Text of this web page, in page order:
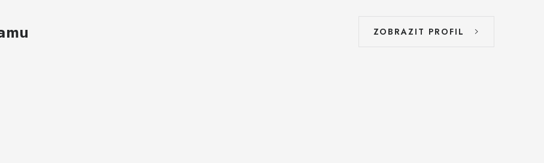
ZOBRAZIT PROFIL